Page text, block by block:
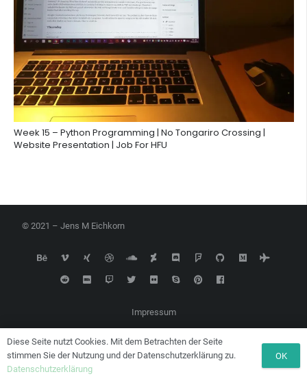
Week 15 – Python Programming | No Tongariro Crossing |
Website Presentation | Job For HFU
© 2021 – Jens M Eichkorn
Impressum
Kontakt
Diese Seite nutzt Cookies. Mit dem Betrachten der Seite
stimmen Sie der Nutzung und der Datenschutzerklärung zu.
Datenschutzerklärung
OK